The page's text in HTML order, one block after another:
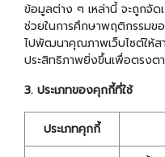
ข้อมูลต่าง ๆ เหล่านี้ จะถูกจัด
ช่วยในการศึกษาพฤติกรรมข
ไปพัฒนาคุณภาพเว็บไซต์ให้ส
ประสิทธิภาพยิ่งขึ้นเพื่อตรง
3. ประเภทของคุกกี้ที่ใช้
ประเภทคุกกี้